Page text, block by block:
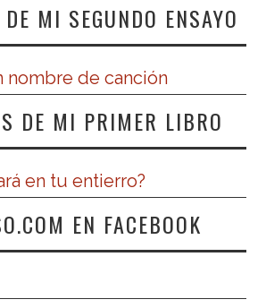
MI SEGUNDO ENSAYO
DE MI PRIMER LIBRO
EN FACEBOOK